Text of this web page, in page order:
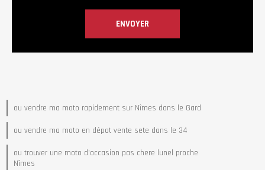
ou vendre ma moto rapidement sur Nîmes dans le Gard
ou vendre ma moto en dépot vente sete dans le 34
ou trouver une moto d'occasion pas chere lunel proche
Nîmes